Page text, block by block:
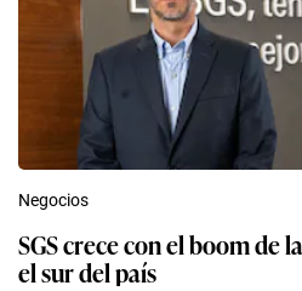
Negocios
SGS crece con el boom de
el sur del país